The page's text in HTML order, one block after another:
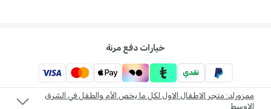
خيارات دفع مرنة
ممزورلد: متجر الاطفال الاول لكل ما يخص الأم والطفل في الشرق
الاوسط